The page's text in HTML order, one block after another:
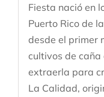
Fiesta nació en
Puerto Rico de
desde el primer
cultivos de caña
extraerla para
La Calidad,